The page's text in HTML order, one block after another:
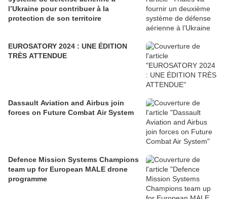
l’Ukraine pour contribuer à la
protection de son territoire
EUROSATORY 2024 : UNE ÉDITION
TRÈS ATTENDUE
Dassault Aviation and Airbus join
forces on Future Combat Air System
Defence Mission Systems Champions
team up for European MALE drone
programme